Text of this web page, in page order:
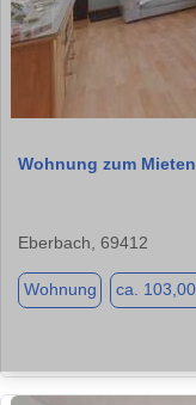
Wohnung zum
Eberbach, 69412
Wohnung ca.